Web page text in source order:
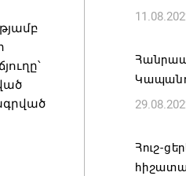
Կապան
է
Հուշ-